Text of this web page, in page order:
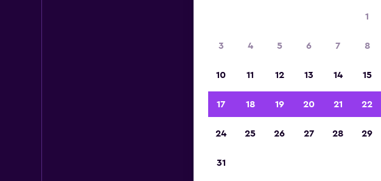
1
3 4 5 6 7 8
10 11 12 13 14 15
17 18 19 20 21 22
24 25 26 27 28 29
31